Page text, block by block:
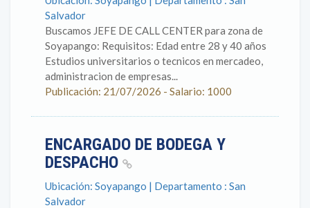
Salvador
Buscamos JEFE DE CALL CENTER para zona de
Soyapango: Requisitos: Edad entre 28 y 40 años
Estudios universitarios o tecnicos en mercadeo,
administracion de empresas...
Publicación: 21/07/2026 - Salario: 1000
ENCARGADO DE BODEGA Y
DESPACHO
Ubicación: Soyapango | Departamento : San
Salvador